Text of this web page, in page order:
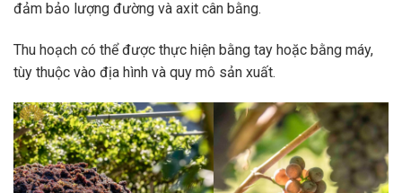
đảm bảo lượng đường và axit cân bằng.
Thu hoạch có thể được thực hiện bằng tay hoặc bằng máy,
tùy thuộc vào địa hình và quy mô sản xuất.